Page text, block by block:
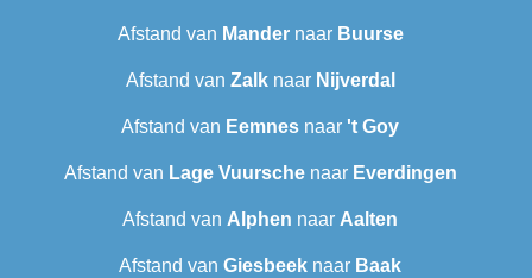
Afstand van Mandernaar Buurse
Afstand van Zalknaar Nijverdal
Afstand van Eemnes naar 't Goy
Afstand van Lage Vuurschenaar Everdingen
Afstand van Alphen naar Aalten
Afstand van Giesbeek naar Baak